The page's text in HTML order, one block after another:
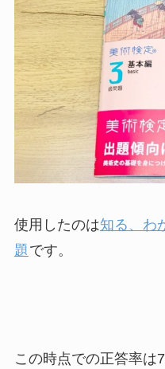
使用したのは知る、わ
題 です。
この時点での正答率は